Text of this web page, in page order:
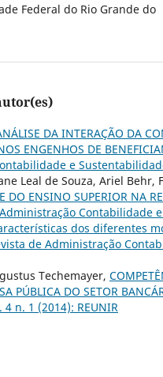
Federal do Rio Grande do
DA INTERAÇÃO DA
ENGENHOS DE
e
Leal de Souza, Ariel Behr,
ENSINO SUPERIOR NA
Contabilidade
dos diferentes
de Administração
Techemayer,
PÚBLICA DO SETOR
n. 1 (2014): REUNIR